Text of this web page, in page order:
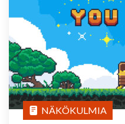
NÄKÖKULMIA